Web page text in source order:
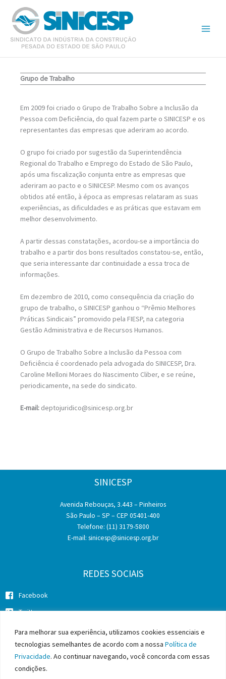
Para melhorar sua experiência, utilizamos cookies essenciais e
tecnologias semelhantes de acordo com a nossa Política de
Privacidade. Ao continuar navegando, você concorda com essas
condições.
para
conteúdo
Grupo de Trabalho
Em 2009 foi criado o Grupo de Trabalho Sobre a Inclusão da
Pessoa com Deficiência, do qual fazem parte o SINICESP e os
representantes das empresas que aderiram ao acordo.
O grupo foi criado por sugestão da Superintendência
Regional do Trabalho e Emprego do Estado de São Paulo,
após uma fiscalização conjunta entre as empresas que
aderiram ao pacto e o SINICESP. Mesmo com os avanços
obtidos até então, à época as empresas relataram as suas
experiências, as dificuldades e as práticas que estavam em
melhor desenvolvimento.
A partir dessas constatações, acordou-se a importância do
trabalho e a partir dos bons resultados constatou-se, então,
que seria interessante dar continuidade a essa troca de
informações.
Em dezembro de 2010, como consequência da criação do
grupo de trabalho, o SINICESP ganhou o “Prêmio Melhores
Práticas Sindicais” promovido pela FIESP, na categoria
Gestão Administrativa e de Recursos Humanos.
O Grupo de Trabalho Sobre a Inclusão da Pessoa com
Deficiência é coordenado pela advogada do SINICESP, Dra.
Caroline Melloni Moraes do Nascimento Cliber, e se reúne,
periodicamente, na sede do sindicato.
E-mail: deptojuridico@sinicesp.org.br
SINICESP
Avenida Rebouças, 3.443 – Pinheiros
São Paulo – SP – CEP 05401-400
Telefone: (11) 3179-5800
E-mail: sinicesp@sinicesp.org.br
REDES SOCIAIS
Facebook
Twitter
Instagram
Copyright © 2026 SINICESP - Sindicato da Indústria da Construção